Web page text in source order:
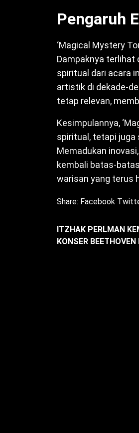
Pengaruh
‘Magical Mystery
Dampaknya terlihat
spiritual dari acara
artistik di dekade-
tetap relevan,
Kesimpulannya,
spiritual, tetapi juga
Memadukan
kembali batas-
warisan yang terus
Share: Facebook
ITZHAK PERLMAN
KONSER